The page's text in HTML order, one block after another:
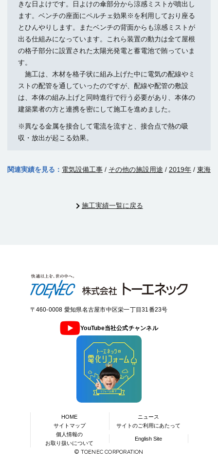
きな日よけです。日よけの傘部分から涼感ミストが噴出し
ます。ベンチの座面にペルチェ効果※を利用しており座る
とひんやりします。またベンチの背面からも涼感ミストが
出る仕組みになっています。これら装置の動力は全て屋根
の格子部分に設置された太陽光発電と蓄電池で賄っていま
す。
施工は、木材を格子状に組み上げた中に電気の配線やミ
ストの配管を通していったのですが、配線や配管の敷設
は、本体の組み上げと同時進行で行う必要があり、本体の
建築業者の方と連携を密にして施工を進めました。
※異なる金属を接合して電流を流すと、接合点で熱の吸
収・放出が起こる効果。
関連実績を見る： 電気設備工事 / その他の施設用途 / 2019年 / 東海
施工実績一覧に戻る
〒460-0008 愛知県名古屋市中区栄一丁目31番23号
YouTube当社公式チャンネル
© TOENEC CORPORATION
HOME
ニュース
サイトマップ
サイトのご利用にあたって
個人情報の
お取り扱いについて
English Site